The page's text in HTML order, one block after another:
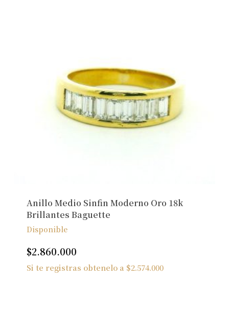
Anillo Medio Sinfin Moderno Oro 18k
Brillantes Baguette
Disponible
$2.860.000
Si te registras obtenelo a $2.574.000